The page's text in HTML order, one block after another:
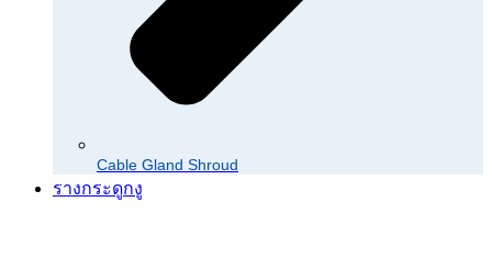
Cable Gland Shroud
รางกระดูกงู